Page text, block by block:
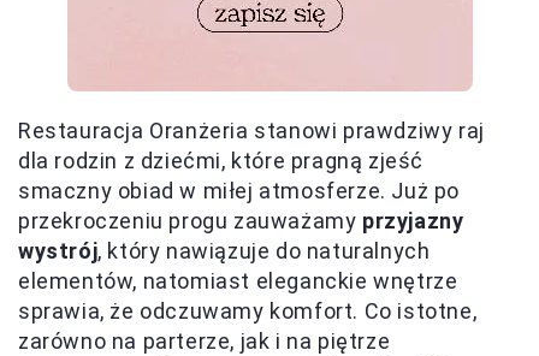
Restauracja Oranżeria stanowi prawdziwy raj
dla rodzin z dziećmi, które pragną zjeść
smaczny obiad w miłej atmosferze. Już po
przekroczeniu progu zauważamy przyjazny
wystrój, który nawiązuje do naturalnych
elementów, natomiast eleganckie wnętrze
sprawia, że odczuwamy komfort. Co istotne,
zarówno na parterze, jak i na piętrze